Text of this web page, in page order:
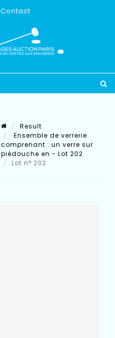
Contact
Result
Ensemble de verrerie
comprenant : un verre sur
piédouche en - Lot 202
Lot n° 202